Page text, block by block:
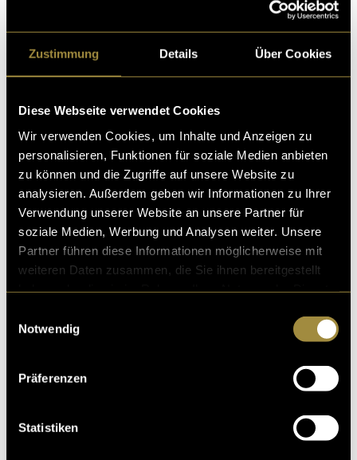
Zustimmung Details Über Cookies
Diese Webseite verwendet Cookies
Wir verwenden Cookies, um Inhalte und Anzeigen zu
personalisieren, Funktionen für soziale Medien anbieten
zu können und die Zugriffe auf unsere Website zu
analysieren. Außerdem geben wir Informationen zu Ihrer
Verwendung unserer Website an unsere Partner für
soziale Medien, Werbung und Analysen weiter. Unsere
Partner führen diese Informationen möglicherweise mit
weiteren Daten zusammen, die Sie ihnen bereitgestellt
Notwendig
Präferenzen
Statistiken
) bietet:
eigene Bilder aus dem Fotoshooting
mobile Optimierung
klare Navigation mit Ankerlinks
Kontaktbereich mit Telefon und E-Mail
(mbi)